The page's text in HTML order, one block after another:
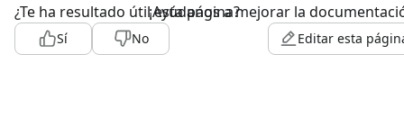
¿Te ha resultado útil esta página?
Sí No
¡Ayúdanos a mejorar la
Editar esta